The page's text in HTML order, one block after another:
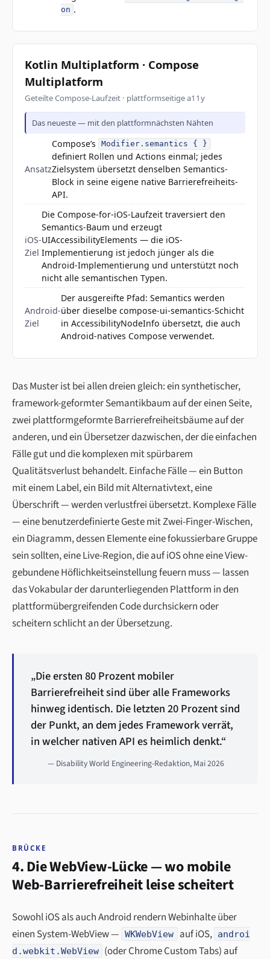
on .
Kotlin Multiplatform · Compose
Multiplatform
Geteilte Compose-Laufzeit · plattformseitige a11y
Das neueste — mit den plattformnächsten Nähten
Ansatz
Compose’s Modifier.semantics { }
definiert Rollen und Actions einmal; jedes
Zielsystem übersetzt denselben Semantics-
Block in seine eigene native Barrierefreiheits-
API.
iOS-
Ziel
Die Compose-for-iOS-Laufzeit traversiert den
Semantics-Baum und erzeugt
UIAccessibilityElements — die iOS-
Implementierung ist jedoch jünger als die
Android-Implementierung und unterstützt noch
nicht alle semantischen Typen.
Android-
Ziel
Der ausgereifte Pfad: Semantics werden
über dieselbe compose-ui-semantics-Schicht
in AccessibilityNodeInfo übersetzt, die auch
Android-natives Compose verwendet.
Das Muster ist bei allen dreien gleich: ein synthetischer,
framework-geformter Semantikbaum auf der einen Seite,
zwei plattformgeformte Barrierefreiheitsbäume auf der
anderen, und ein Übersetzer dazwischen, der die einfachen
Fälle gut und die komplexen mit spürbarem
Qualitätsverlust behandelt. Einfache Fälle — ein Button
mit einem Label, ein Bild mit Alternativtext, eine
Überschrift — werden verlustfrei übersetzt. Komplexe Fälle
— eine benutzerdefinierte Geste mit Zwei-Finger-Wischen,
ein Diagramm, dessen Elemente eine fokussierbare Gruppe
sein sollten, eine Live-Region, die auf iOS ohne eine View-
gebundene Höflichkeitseinstellung feuern muss — lassen
das Vokabular der darunterliegenden Plattform in den
plattformübergreifenden Code durchsickern oder
scheitern schlicht an der Übersetzung.
„Die ersten 80 Prozent mobiler
Barrierefreiheit sind über alle Frameworks
hinweg identisch. Die letzten 20 Prozent sind
der Punkt, an dem jedes Framework verrät,
in welcher nativen API es heimlich denkt.“
— Disability World Engineering-Redaktion, Mai 2026
BRÜCKE
4. Die WebView-Lücke — wo mobile
Web-Barrierefreiheit leise scheitert
Sowohl iOS als auch Android rendern Webinhalte über
einen System-WebView — WKWebView auf iOS, androi
d.webkit.WebView (oder Chrome Custom Tabs) auf